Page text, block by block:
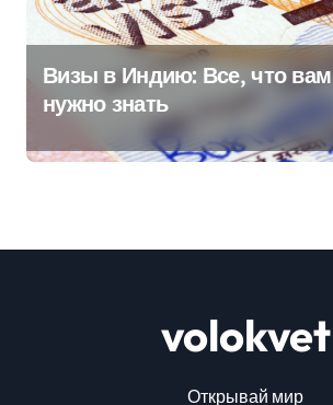
Визы в Индию: Все, что вам
нужно знать
volokvet
Открывай мир